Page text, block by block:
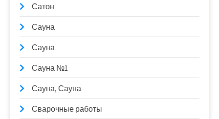
Сатон
Сауна
Сауна
Сауна №1
Сауна, Сауна
Сварочные работы